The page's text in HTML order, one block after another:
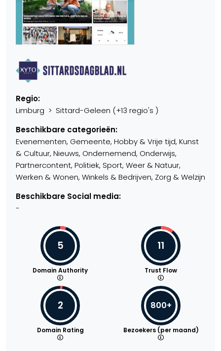
Regio:
Limburg > Sittard-Geleen (+13 regio's )
Beschikbare categorieën:
Evenementen, Gemeente, Hobby & Vrije tijd, Kunst
& Cultuur, Nieuws, Ondernemend, Onderwijs,
Partnercontent, Politiek, Sport, Weer & Natuur,
Werken & Wonen, Winkels & Bedrijven, Zorg & Welzijn
Beschikbare Social media:
-
5
Domain Authority
11
Trust Flow
2
Domain Rating
800+
Bezoekers (per maand)